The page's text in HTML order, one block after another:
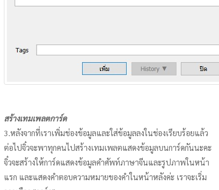
สร้างเทมเพลตการ์ด
3.หลังจากที่เราเพิ่มช่องข้อมูลและใส่ข้อมูลลงในช่องเรียบร้อยแล้ว
ต่อไปจิ๋วจะพาทุกคนไปสร้างเทมเพลตแสดงข้อมูลบนการ์ดกันนะคะ
จิ๋วจะสร้างให้การ์ดแสดงข้อมูลคำศัพท์ภาษาจีนและรูปภาพในหน้า
แรก และแสดงคำตอบความหมายของคำในหน้าหลังค่ะ เราจะเริ่ม